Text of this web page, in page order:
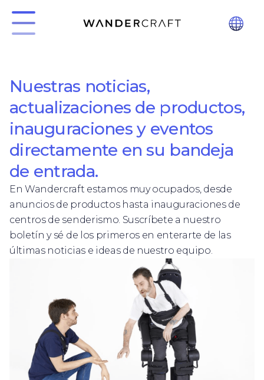
Nuestras noticias,
actualizaciones de productos,
inauguraciones y eventos
directamente en su bandeja
de entrada.
En Wandercraft estamos muy ocupados, desde
anuncios de productos hasta inauguraciones de
centros de senderismo. Suscríbete a nuestro
boletín y sé de los primeros en enterarte de las
últimas noticias e ideas de nuestro equipo.